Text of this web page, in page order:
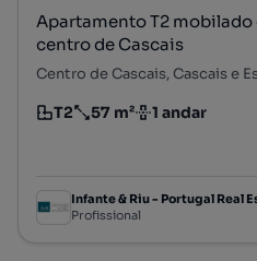
Apartamento T2 mobilado
centro de Cascais
Centro de Cascais, Cascais e
Tipologia
T2
Preço por metro quadrado
57 m²
Andar 1 andar
Infante & Riu - Portugal Real
Profissional